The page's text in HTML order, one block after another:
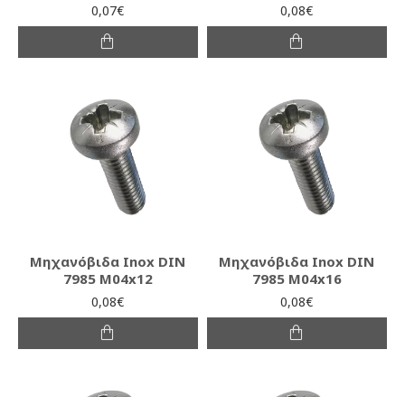
0,07€ 0,08€
Μηχανόβιδα Inox DIN
7985 M04x12
0,08€
Μηχανόβιδα Inox DIN
7985 M04x16
0,08€